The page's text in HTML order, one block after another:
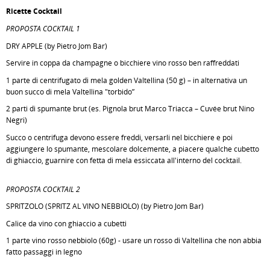
Ricette Cocktail
PROPOSTA COCKTAIL 1
DRY APPLE (by Pietro Jom Bar)
Servire in coppa da champagne o bicchiere vino rosso ben raffreddati
1 parte di centrifugato di mela golden Valtellina (50 g) – in alternativa un
buon succo di mela Valtellina "torbido”
2 parti di spumante brut (es. Pignola brut Marco Triacca – Cuvée brut Nino
Negri)
Succo o centrifuga devono essere freddi, versarli nel bicchiere e poi
aggiungere lo spumante, mescolare dolcemente, a piacere qualche cubetto
di ghiaccio, guarnire con fetta di mela essiccata all'interno del cocktail.
PROPOSTA COCKTAIL 2
SPRITZOLO (SPRITZ AL VINO NEBBIOLO) (by Pietro Jom Bar)
Calice da vino con ghiaccio a cubetti
1 parte vino rosso nebbiolo (60g) - usare un rosso di Valtellina che non abbia
fatto passaggi in legno